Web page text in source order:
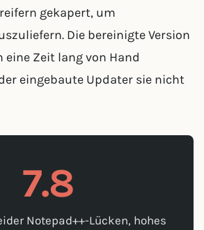
gekapert, um
Die bereinigte Version
eine Zeit lang von Hand
eingebaute Updater sie nicht
7.8
Notepad++-Lücken, hohes